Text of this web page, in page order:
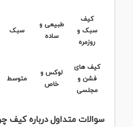
کیف
سبک و
روزمره
طبیعی و
ساده
سبک
کیف های
فشن و
مجلسی
لوکس و
خاص
متوسط
سوالات متداول درباره کیف